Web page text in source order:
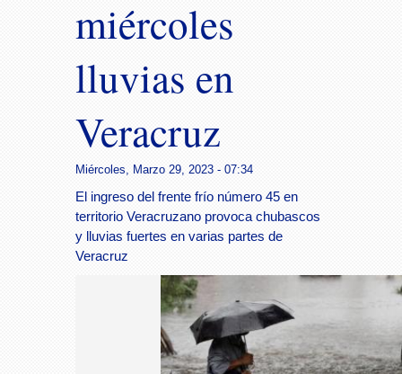
miércoles
lluvias en
Veracruz
Miércoles, Marzo 29, 2023 - 07:34
El ingreso del frente frío número 45 en
territorio Veracruzano provoca chubascos
y lluvias fuertes en varias partes de
Veracruz